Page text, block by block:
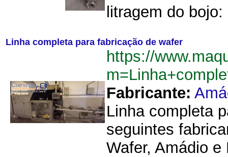
litragem do
Linha completa para fabricação de wafer
https://
Fabricante:
Linha completa
seguintes
Wafer, Amádio